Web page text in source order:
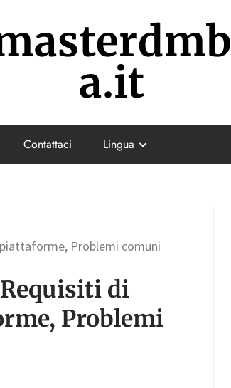
a.it
Contattaci Lingua
Problemi comuni
di
Problemi